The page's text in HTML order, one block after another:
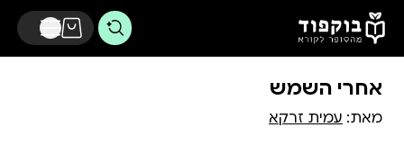
דלג לתוכן הראשי
אחרי השמש
מאת: עמית זרקא